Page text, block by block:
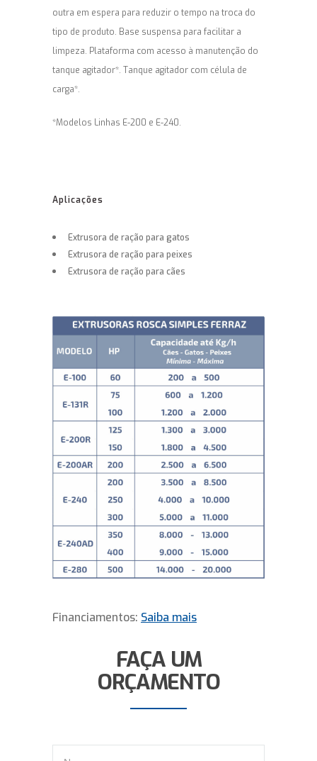
outra em espera para reduzir o tempo na troca do
tipo de produto. Base suspensa para facilitar a
limpeza. Plataforma com acesso à manutenção do
tanque agitador*. Tanque agitador com célula de
carga*.
*Modelos Linhas E-200 e E-240.
Aplicações
Extrusora de ração para gatos
Extrusora de ração para peixes
Extrusora de ração para cães
Financiamentos: Saiba mais
FAÇA UM
ORÇAMENTO